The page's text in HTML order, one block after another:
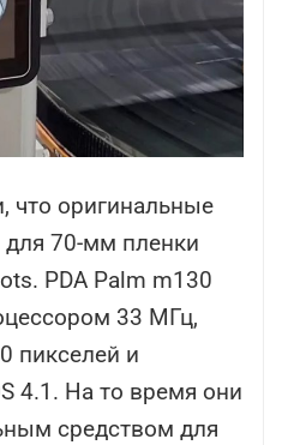
что оригинальные
для 70-мм пленки
PDA Palm m130
33 МГц,
пикселей и
4.1. На то время они
средством для